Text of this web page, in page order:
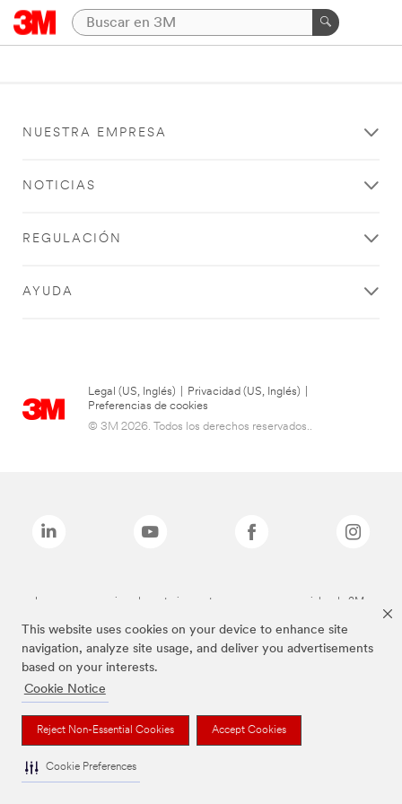
This website uses cookies on your device to enhance site
navigation, analyze site usage, and deliver you advertisements
based on your interests.
Cookie Notice
Reject Non-Essential Cookies Accept Cookies
Cookie Preferences
NUESTRA EMPRESA
NOTICIAS
REGULACIÓN
AYUDA
Legal (US, Inglés) Privacidad (US, Inglés)
Preferencias de cookies
© 3M 2026. Todos los derechos reservados..
Las marcas mencionadas anteriormente son marcas comerciales de 3M.